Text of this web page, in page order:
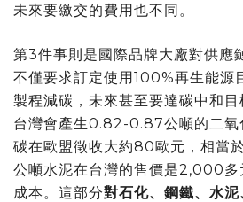
未來要繳交的費用也不同。
第3件事則是國際品牌大廠對供應
不僅要求訂定使用100%再生能源
製程減碳，未來甚至要達碳中和
台灣會產生0.82-0.87公噸的二氧
碳在歐盟徵收大約80歐元，相當
公噸水泥在台灣的售價是2,000多
成本。這部分對石化、鋼鐵、水泥